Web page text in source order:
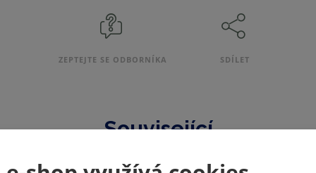
r
o
b
9
8
ZEPTEJTE SE ODBORNÍKA SDÍLET
Související